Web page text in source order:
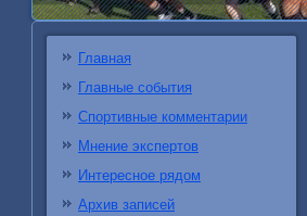
Главная
Главные события
Спортивные комментарии
Мнение экспертов
Интересное рядом
Архив записей